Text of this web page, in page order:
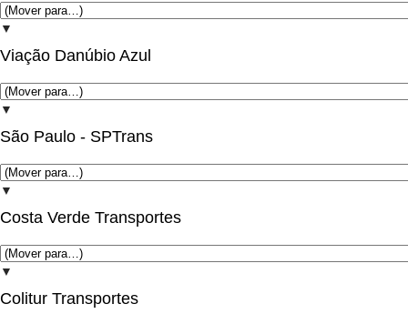
▼
Viação Danúbio Azul
▼
São Paulo - SPTrans
▼
Costa Verde Transportes
▼
Colitur Transportes